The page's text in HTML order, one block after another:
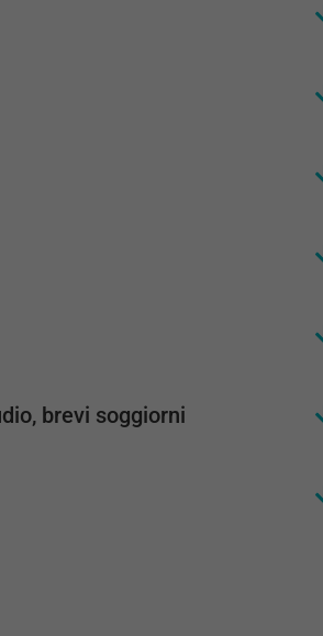
brevi soggiorni